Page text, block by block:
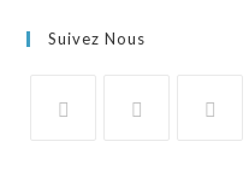
Suivez Nous